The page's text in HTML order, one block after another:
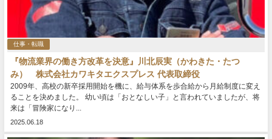
仕事・転職
『物流業界の働き方改革を決意』川北辰実（かわきた・たつ
み） 株式会社カワキタエクスプレス 代表取締役
2009年、高校の新卒採用開始を機に、給与体系を歩合給から月給制度に変え
ることを決めました。 幼い頃は「おとなしい子」と言われていましたが、将
来は「冒険家になり...
2025.06.18